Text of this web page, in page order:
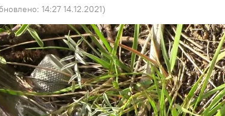
14:27 14.12.2021)